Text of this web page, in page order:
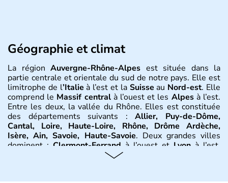
Géographie et climat
La région Auvergne-Rhône-Alpes est située dans la
partie centrale et orientale du sud de notre pays. Elle est
limitrophe de l’Italie à l’est et la Suisse au Nord-est. Elle
comprend le Massif centralà l’ouest et les Alpesà l’est.
Entre les deux, la vallée du Rhône. Elles est constituée
des départements suivants :Allier, Puy-de-Dôme,
Cantal, Loire, Haute-Loire, Rhône, Drôme Ardèche,
Isère, Ain, Savoie, Haute-Savoie. Deux grandes villes
dominent : Clermont-Ferrand à l’ouest et Lyon à l’est.
D’autres villes ont une réelle importance dans la région